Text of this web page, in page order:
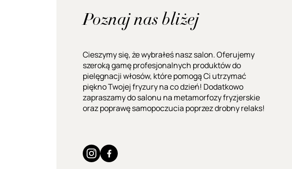
Poznaj nas bliżej
Cieszymy się, że wybrałeś nasz salon. Oferujemy
szeroką gamę profesjonalnych produktów do
pielęgnacji włosów, które pomogą Ci utrzymać
piękno Twojej fryzury na co dzień! Dodatkowo
zapraszamy do salonu na metamorfozy fryzjerskie
oraz poprawę samopoczucia poprzez drobny relaks!